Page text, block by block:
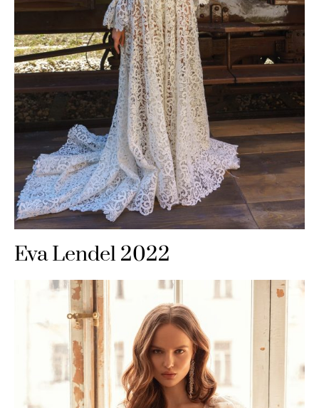
Eva Lendel 2022